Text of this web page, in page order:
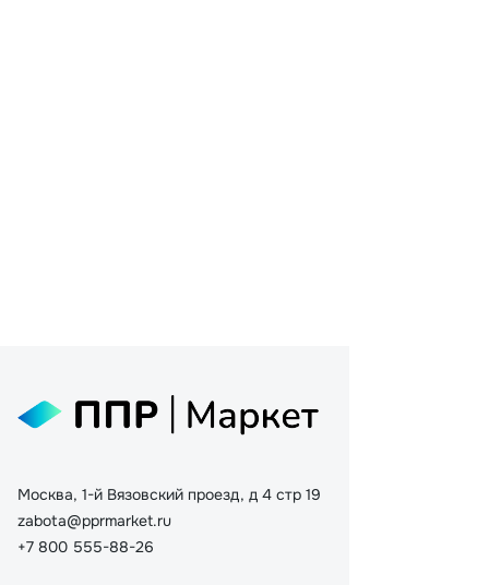
Москва, 1-й Вязовский проезд, д 4 стр 19
zabota@pprmarket.ru
+7 800 555-88-26